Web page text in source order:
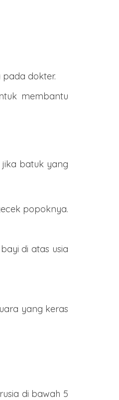
dokter.
membantu
batuk yang
popoknya.
di atas usia
yang keras
di bawah 5